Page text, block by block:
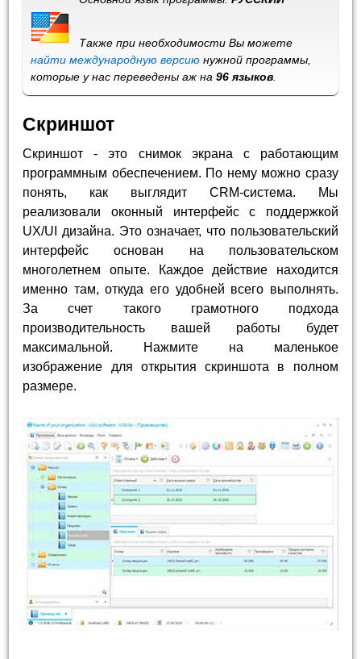
Также при необходимости Вы можете
найти международную версию нужной программы,
которые у нас переведены аж на96 языков
Скриншот
Скриншот - это снимок экрана с работающим
программным обеспечением. По нему можно сразу
понять, как выглядит CRM-система. Мы
реализовали оконный интерфейс с поддержкой
UX/UI дизайна. Это означает, что пользовательский
интерфейс основан на пользовательском
многолетнем опыте. Каждое действие находится
именно там, откуда его удобней всего выполнять.
За счет такого грамотного подхода
производительность вашей работы будет
максимальной. Нажмите на маленькое
изображение для открытия скриншота в полном
размере.